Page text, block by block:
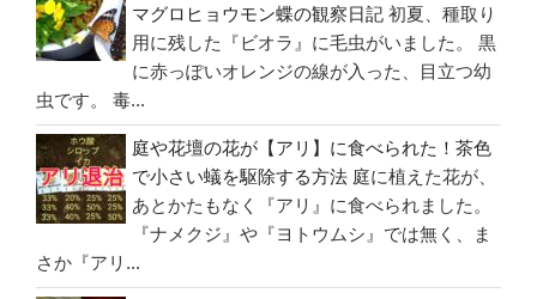
マグロヒョウモン蝶の観察日記 初夏、種取り
用に残した『ビオラ』に毛虫がいました。 黒
に赤っぽいオレンジの線が入った、目立つ幼
虫です。 毒...
庭や花壇の花が【アリ】に食べられた！茶色
で小さい蟻を駆除する方法 庭に植えた花が、
あとかたもなく『アリ』に食べられました。
『ナメクジ』や『ヨトウムシ』では無く、ま
さか『アリ...